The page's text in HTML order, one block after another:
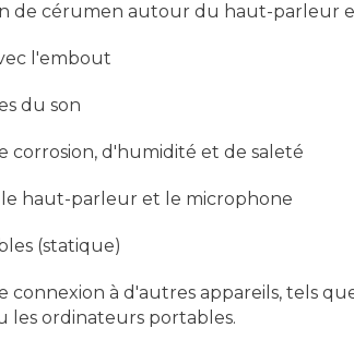
de cérumen autour du haut-parleur
l'embout
du son
corrosion, d'humidité et de saleté
haut-parleur et le microphone
(statique)
connexion à d'autres appareils, tels
les ordinateurs portables.